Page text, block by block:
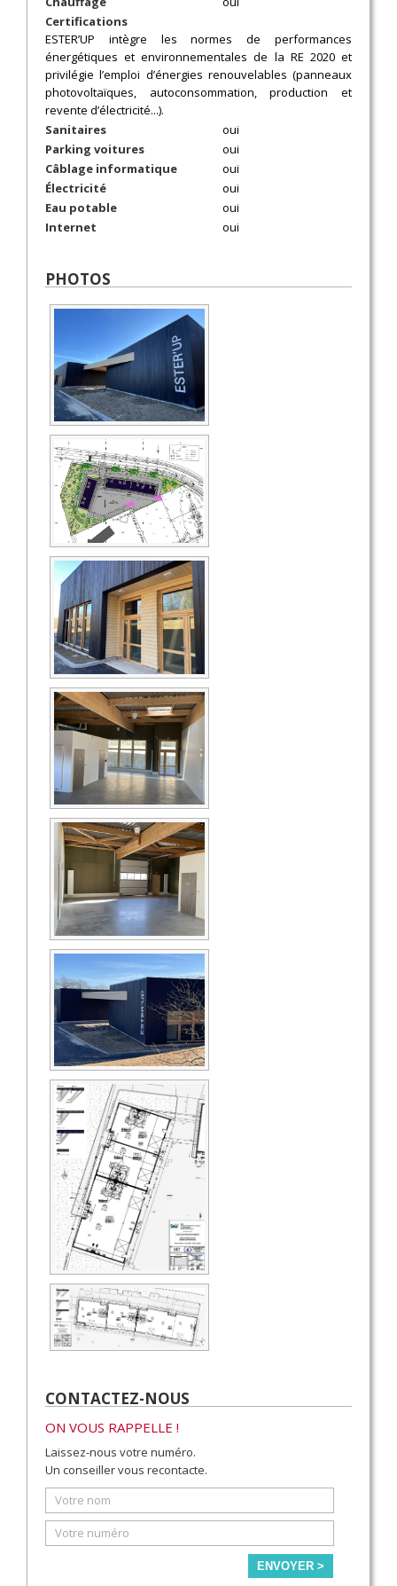
Certifications
ESTER’UP intègre les normes de performances
énergétiques et environnementales de la RE 2020 et
privilégie l’emploi d’énergies renouvelables (panneaux
photovoltaïques, autoconsommation, production et
revente d’électricité...).
Sanitaires
oui
Parking voitures
oui
Câblage informatique
oui
Électricité
oui
Eau potable
oui
Internet
oui
PHOTOS
CONTACTEZ-NOUS
ON VOUS RAPPELLE !
Laissez-nous votre numéro.
Un conseiller vous recontacte.
ENVOYER >